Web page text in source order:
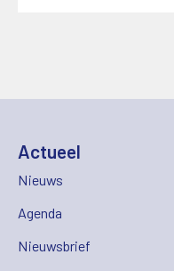
Actueel
Nieuws
Agenda
Nieuwsbrief